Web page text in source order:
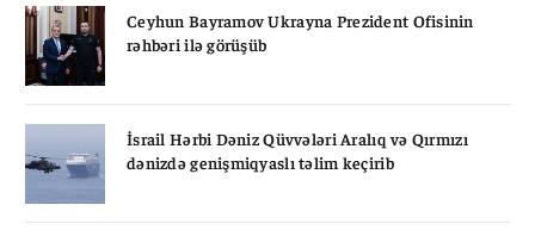
Ceyhun Bayramov Ukrayna Prezident Ofisinin
rəhbəri ilə görüşüb
İsrail Hərbi Dəniz Qüvvələri Aralıq və Qırmızı
dənizdə genişmiqyaslı təlim keçirib